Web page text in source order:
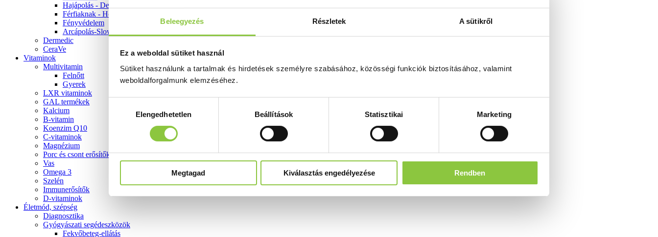
Beleegyezés Részletek A sütikről
Ez a weboldal sütiket használ
Sütiket használunk a tartalmak és hirdetések személyre szabásához, közösségi funkciók biztosításához, valamint
weboldalforgalmunk elemzéséhez.
kiválasztásaElengedhetetlen Beállítások Statisztikai Marketing
Megtagad Kiválasztás engedélyezése Rendben
Hajápolás - Dercos
Férfiaknak - Homme
Fényvédelem
Arcápolás-Slow Age
Dermedic
CeraVe
Vitaminok
Multivitamin
Felnőtt
Gyerek
LXR vitaminok
GAL termékek
Kalcium
B-vitamin
Koenzim Q10
C-vitaminok
Magnézium
Porc és csont erősítők
Vas
Omega 3
Szelén
Immunerősítők
D-vitaminok
Életmód, szépség
Diagnosztika
Gyógyászati segédeszközök
Fekvőbeteg-ellátás